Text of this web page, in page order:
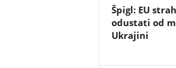
Špigl: EU
odustati od
Ukrajini